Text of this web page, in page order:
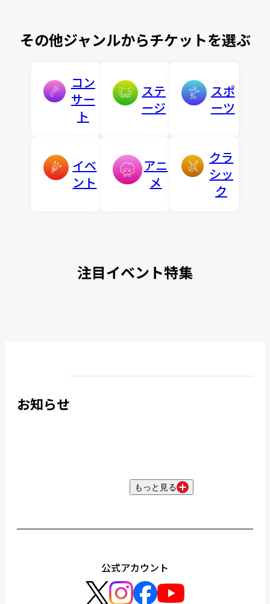
その他ジャンルからチケットを選ぶ
コン
サー
ト
ステ
ージ
スポ
ーツ
イベ
ント
アニ
メ
クラ
シッ
ク
注目イベント特集
お知らせ
もっと見る
公式アカウント